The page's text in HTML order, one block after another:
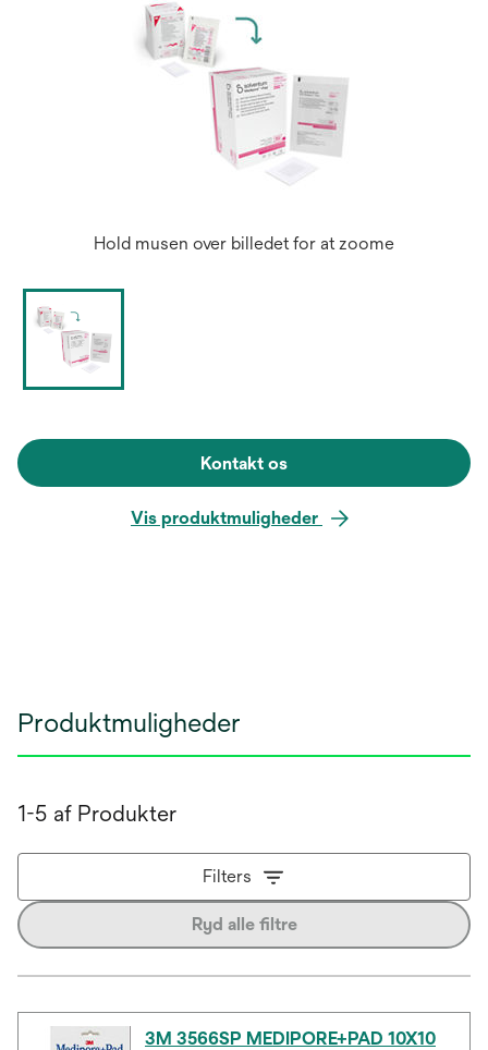
Hold musen over billedet for at zoome
Kontakt os
Vis produktmuligheder
Produktmuligheder
1-5 af Produkter
Filters
Ryd alle filtre
3M 3566SP MEDIPORE+PAD 10X10